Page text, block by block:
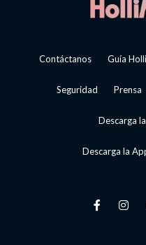
Contáctanos Guía
Seguridad Prensa
Descarga
Descarga la